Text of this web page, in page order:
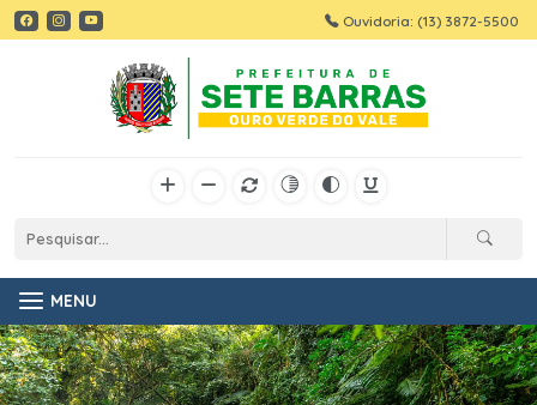
Ouvidoria: (13) 3872-5500
MENU